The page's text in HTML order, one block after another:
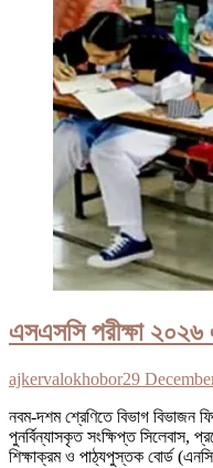
এসএসসি পরীক্ষা ২০২৬
ajkervalokhobor29
নবম-দশম শ্রেণিতে বিভাগ বিভাজন
পুনর্বিন্যাসকৃত সংক্ষিপ্ত সিলেবাস,
শিক্ষাক্রম ও পাঠ্যপুস্তক বোর্ড